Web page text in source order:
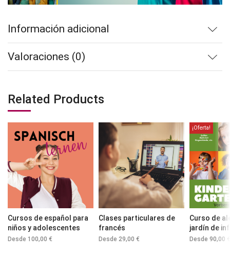
Información adicional
Valoraciones (0)
Related Products
Cursos de español para
niños y adolescentes
Desde 100,00 €
Clases particulares de
francés
Desde 29,00€
¡Oferta!
Curso de
jardín de
Desde 90,00